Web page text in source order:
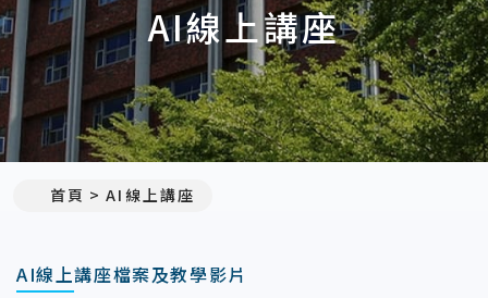
AI線上講座
首頁 AI線上講座
AI線上講座檔案及教學影片